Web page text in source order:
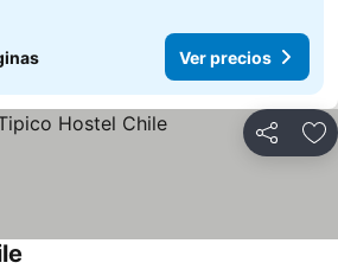
Ver precios
Compartir